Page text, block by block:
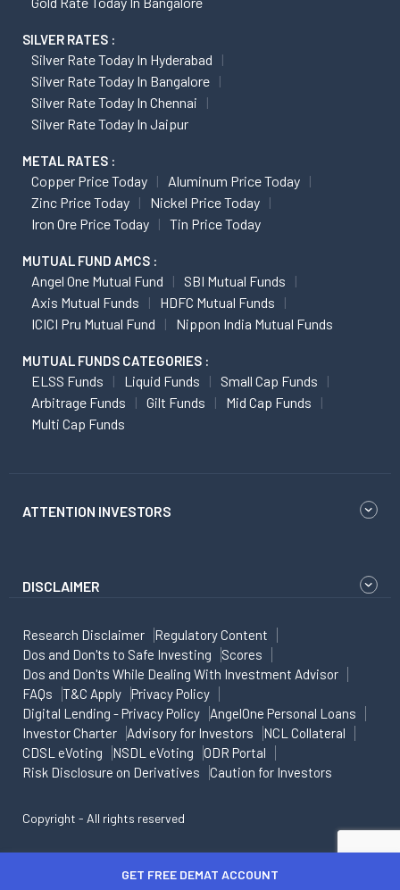
SILVER RATES :
Silver Rate Today In Hyderabad
Silver Rate Today In Bangalore
Silver Rate Today In Chennai
Silver Rate Today In Jaipur
METAL RATES :
Copper Price Today
Aluminum Price Today
Zinc Price Today
Nickel Price Today
Iron Ore Price Today
Tin Price Today
MUTUAL FUND AMCS :
Angel One Mutual Fund
SBI Mutual Funds
Axis Mutual Funds
HDFC Mutual Funds
ICICI Pru Mutual Fund
Nippon India Mutual Funds
MUTUAL FUNDS CATEGORIES :
ELSS Funds Liquid Funds
Small Cap Funds
Arbitrage Funds
Gilt Funds
Mid Cap Funds
Multi Cap Funds
ATTENTION INVESTORS
DISCLAIMER
Research Disclaimer
Regulatory Content
Dos and Don'ts to Safe Investing
Scores
Dos and Don'ts While Dealing With Investment Advisor
FAQs
T&C Apply
Privacy Policy
Digital Lending - Privacy Policy
AngelOne Personal Loans
Investor Charter
Advisory for Investors
NCL Collateral
CDSL eVoting
NSDL eVoting
ODR Portal
Risk Disclosure on Derivatives
Caution for Investors
Copyright - All rights reserved
GET FREE DEMAT ACCOUNT